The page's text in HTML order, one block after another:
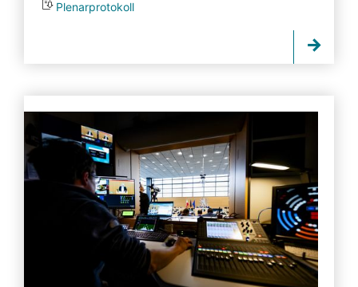
Plenarprotokoll